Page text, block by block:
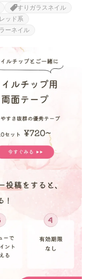
すりガラスネイル
ッド系
ーネイル